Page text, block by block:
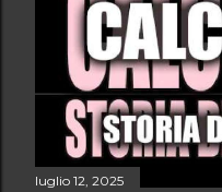
luglio 12, 2025